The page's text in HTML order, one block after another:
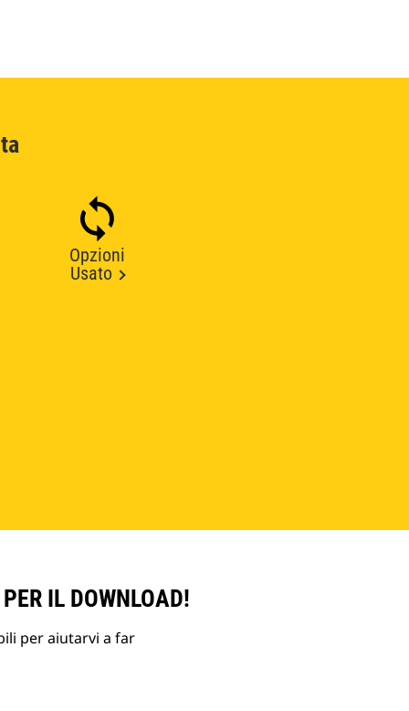
Opzioni
Usato
IL DOWNLOAD!
per aiutarvi a far